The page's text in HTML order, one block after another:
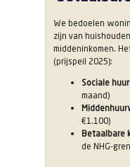
We bedoelen
zijn van
middeninkomen.
(prijspeil 2025):
Sociale
maand)
€1.100)
Betaalbare
de NHG-